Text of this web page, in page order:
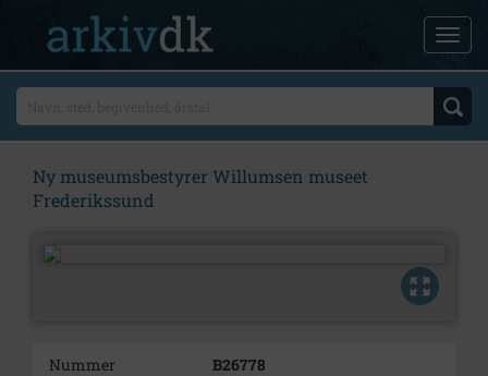
Ny museumsbestyrer Willumsen museet
Frederikssund
Nummer
B26778